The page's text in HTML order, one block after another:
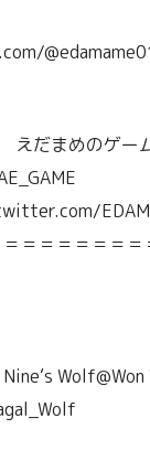
だまめのゲー
＝＝＝＝＝＝
Wolf@Won